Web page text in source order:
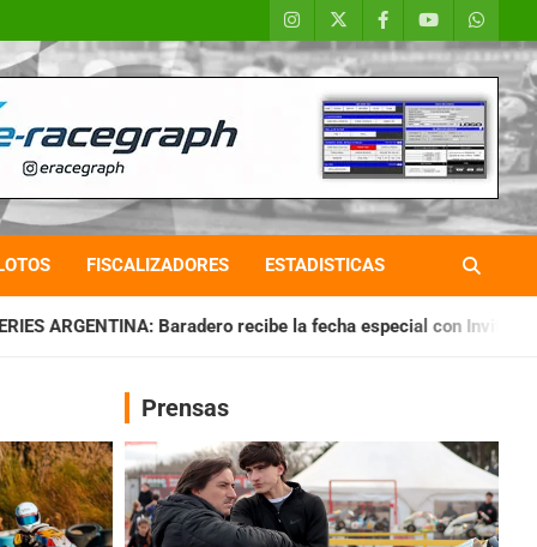
FISCALIZADORES ESTADISTICAS
recibe la fecha especial con Invitados CHAQUEÑO
Prensas